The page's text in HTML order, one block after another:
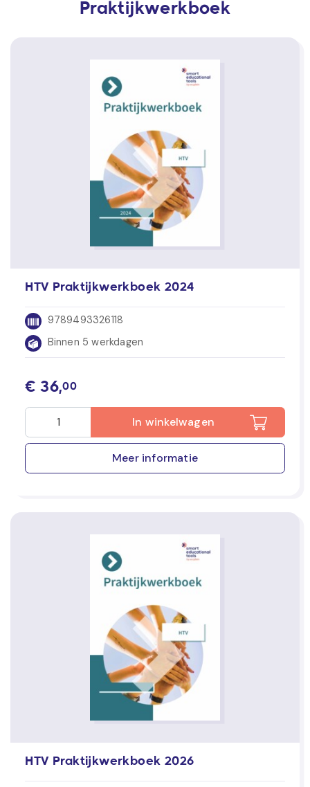
Praktijkwerkboek
HTV Praktijkwerkboek 2024
9789493326118
Binnen 5 werkdagen
€ 36,00
In winkelwagen
Meer informatie
HTV Praktijkwerkboek 2026